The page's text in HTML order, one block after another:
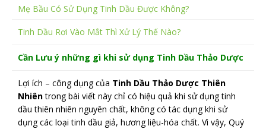
Mẹ Bầu Có Sử Dụng Tinh Dầu Được Không?
Tinh Dầu Rơi Vào Mắt Thì Xử Lý Thế Nào?
Cần Lưu ý những gì khi sử dụng Tinh Dầu Thảo Dược
Lợi ích – công dụng của Tinh Dầu Thảo Dược Thiên
Nhiêntrong bài viết này chỉ có hiệu quả khi sử dụng tinh
dầu thiên nhiên nguyên chất, không có tác dụng khi sử
dụng các loại tinh dầu giả, hương liệu-hóa chất. Vì vậy, Quý